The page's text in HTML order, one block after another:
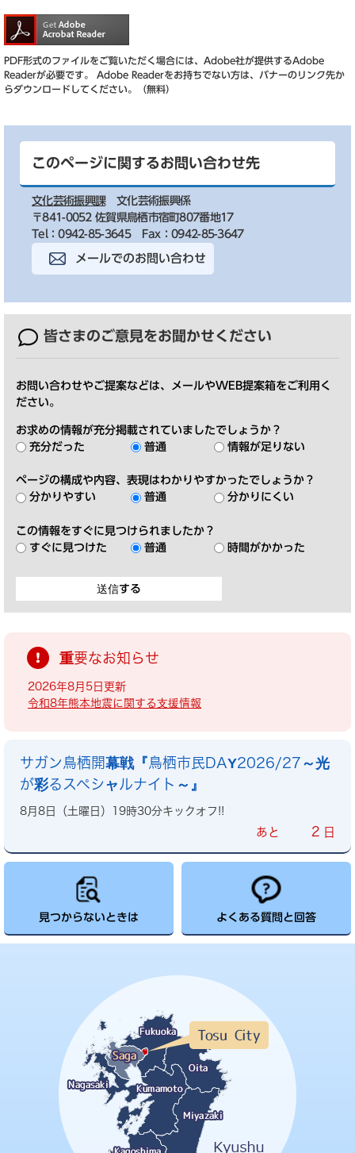
PDF形式のファイルをご覧いただく場合には、Adobe社が提供するAdobe
Readerが必要です。
Adobe Readerをお持ちでない方は、バナーのリンク先か
らダウンロードしてください。（無料）
このページに関するお問い合わせ先
文化芸術振興課
文化芸術振興係
〒841-0052 佐賀県鳥栖市宿町807番地17
Tel：0942-85-3645
Fax：0942-85-3647
メールでのお問い合わせ
皆さまのご意見をお聞かせください
お問い合わせやご提案などは、メールやWEB提案箱をご利用く
ださい。
お求めの情報が充分掲載されていましたでしょうか？
充分だった
普通 情報が足りない
ページの構成や内容、表現はわかりやすかったでしょうか？
分かりやすい
普通 分かりにくい
この情報をすぐに見つけられましたか？
すぐに見つけた
普通 時間がかかった
重要なお知らせ
2026年8月5日更新
令和8年熊本地震に関する支援情報
サガン鳥栖開幕戦『鳥栖市民DAY2026/27～光
が彩るスペシャルナイト～』
8月8日（土曜日）19時30分キックオフ!!
あと 2 日
見つからないときは よくある質問と回答